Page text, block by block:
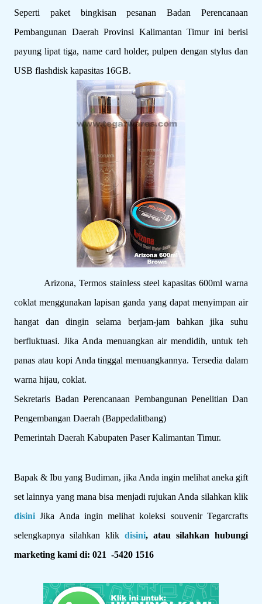
Seperti paket bingkisan pesanan Badan Perencanaan
Pembangunan Daerah Provinsi Kalimantan Timur ini berisi
payung lipat tiga, name card holder, pulpen dengan stylus dan
USB flashdisk kapasitas 16GB.
Arizona, Termos stainless steel kapasitas 600ml warna
coklat menggunakan lapisan ganda yang dapat menyimpan air
hangat dan dingin selama berjam-jam bahkan jika suhu
berfluktuasi. Jika Anda menuangkan air mendidih, untuk teh
panas atau kopi Anda tinggal menuangkannya. Tersedia dalam
warna hijau, coklat.
Sekretaris Badan Perencanaan Pembangunan Penelitian Dan
Pengembangan Daerah (Bappedalitbang)
Pemerintah Daerah Kabupaten Paser Kalimantan Timur.
Bapak & Ibu yang Budiman, jika Anda ingin melihat aneka gift
set lainnya yang mana bisa menjadi rujukan Anda silahkan klik
disini Jika Anda ingin melihat koleksi souvenir Tegarcrafts
selengkapnya silahkan klik disini, atau silahkan hubungi
marketing kami di: 021 -5420 1516